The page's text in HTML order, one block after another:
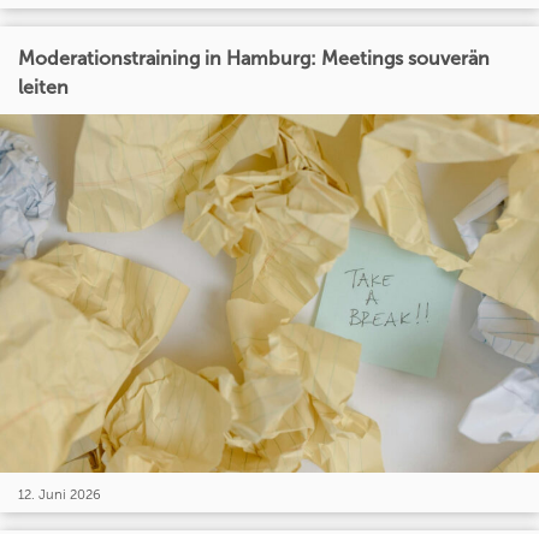
Moderationstraining in Hamburg: Meetings souverän
leiten
12. Juni 2026